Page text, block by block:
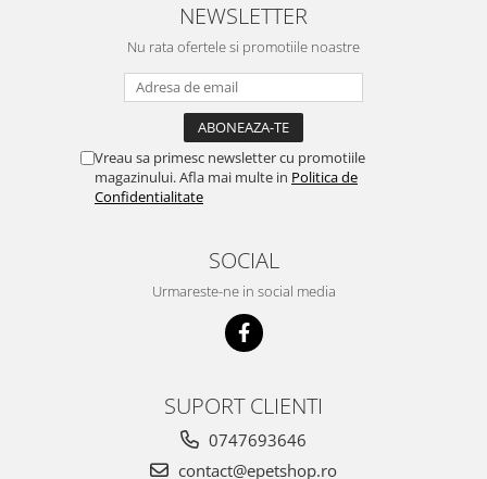
sunt multumit si voi continua cuNEWSLETTER
Nu rata ofertele si promotiile noastre
Vreau sa primesc newsletter cu promotiile
magazinului. Afla mai multe in Politica de
Confidentialitate
SOCIAL
Urmareste-ne in social media
SUPORT CLIENTI
0747693646
contact@epetshop.ro